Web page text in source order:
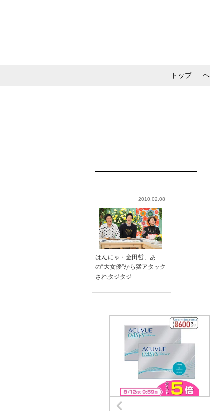
トップ
2010.02.08
はんにゃ・金田哲、あ
の“大女優”から猛アタック
されタジタジ